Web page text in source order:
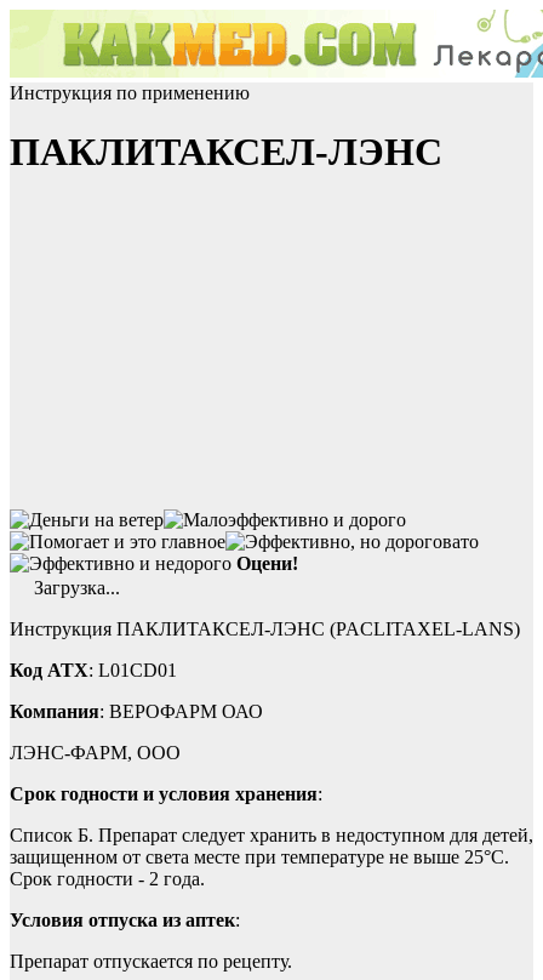
Инструкция по применению
ПАКЛИТАКСЕЛ-ЛЭНС
Оцени!
Загрузка...
Инструкция ПАКЛИТАКСЕЛ-ЛЭНС (PACLITAXEL-LANS)
Код ATX: L01CD01
Компания: ВЕРОФАРМ ОАО
ЛЭНС-ФАРМ, ООО
Срок годности и условия хранения:
Список Б. Препарат следует хранить в недоступном для детей,
защищенном от света месте при температуре не выше 25°С.
Срок годности - 2 года.
Условия отпуска из аптек:
Препарат отпускается по рецепту.